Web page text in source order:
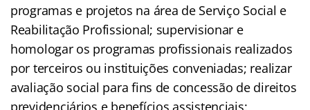
programas e projetos na área de Serviço Social e
Reabilitação Profissional; supervisionar e
homologar os programas profissionais realizados
por terceiros ou instituições conveniadas; realizar
avaliação social para fins de concessão de direitos
previdenciários e benefícios assistenciais;